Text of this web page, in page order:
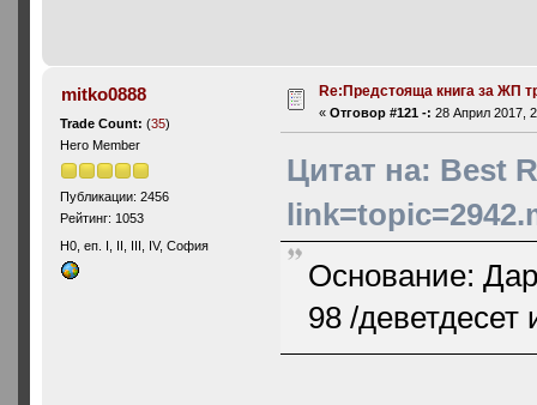
mitko0888
Trade Count:(35)
Hero Member
Публикации: 2456
Рейтинг: 1053
H0, еп. I, II, III, IV, София
Re:Предстояща книга за ЖП
«Отговор #121 -: 28 Април 2017,
Цитат на: Best
Основание:
98 /деветдесет